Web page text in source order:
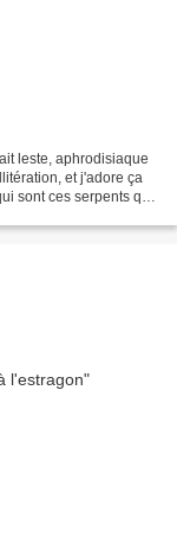
leste, aphrodisiaque
et j'adore ça
sont ces serpents qui